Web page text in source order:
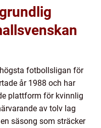
fotbollsligan för
år 1988 och har
plattform för kvinnlig
av tolv lag
säsong som sträcker